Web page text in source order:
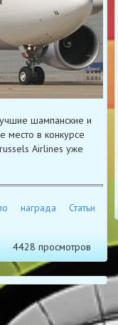
шампанские и
место в конкурсе
Airlines уже
награда
Статьи
4428 просмотров